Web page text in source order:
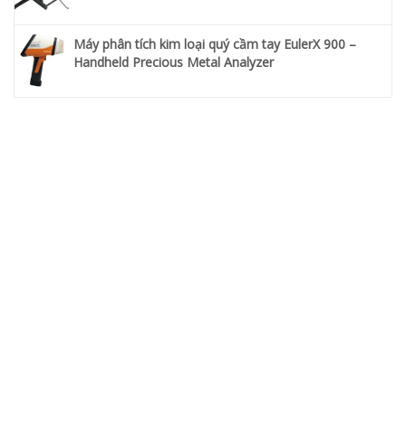
Máy phân tích kim loại quý cầm tay EulerX 900 –
Handheld Precious Metal Analyzer